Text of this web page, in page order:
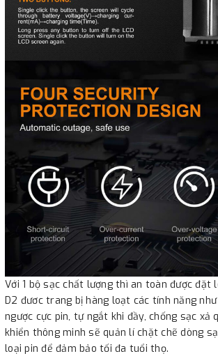
Với 1 bộ sạc chất lượng thì an toàn được đặt
D2 đươc trang bị hàng loạt các tính năng
ngược cực pin, tự ngắt khi đầy, chống sạc xả
khiển thông minh sẽ quản lí chặt chẽ dòng
loại pin để đảm bảo tối đa tuổi thọ.